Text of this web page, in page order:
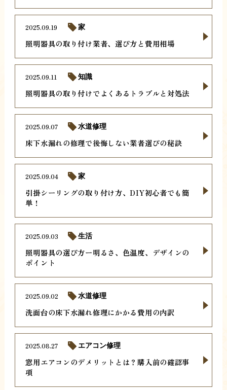
照明器具の取り付け業者、選び方と費用相場
2025.09.19 家
照明器具の取り付けでよくあるトラブルと対処法
2025.09.11 知識
床下水漏れの修理で後悔しない業者選びの秘訣
2025.09.07 水道修理
引掛シーリングの取り付け方、DIY初心者でも簡
単！
2025.09.04 家
照明器具の選び方ー明るさ、色温度、デザインの
ポイント
2025.09.03 生活
洗面台の床下水漏れ修理にかかる費用の内訳
2025.09.02 水道修理
窓用エアコンのデメリットとは？購入前の確認事
項
2025.08.27 エアコン修理